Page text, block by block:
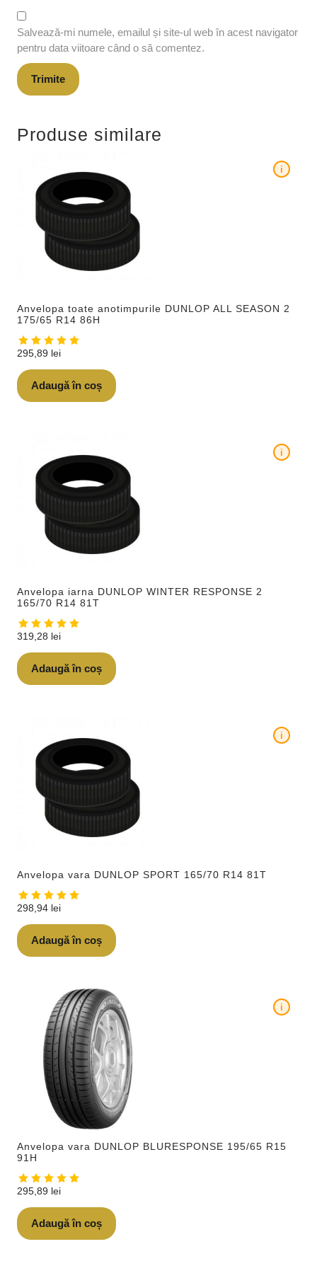
Salvează-mi numele, emailul și site-ul web în acest navigator
pentru data viitoare când o să comentez.
Produse similare
Anvelopa toate anotimpurile DUNLOP ALL SEASON 2
175/65 R14 86H
i
295,89 lei
Adaugă în coș
Anvelopa iarna DUNLOP WINTER RESPONSE 2
165/70 R14 81T
i
319,28 lei
Adaugă în coș
Anvelopa vara DUNLOP SPORT 165/70 R14 81T
i
298,94 lei
Adaugă în coș
Anvelopa vara DUNLOP BLURESPONSE 195/65 R15
91H
i
295,89 lei
Adaugă în coș